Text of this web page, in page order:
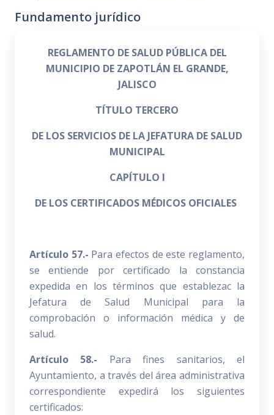
Fundamento jurídico
REGLAMENTO DE SALUD PÚBLICA DEL
MUNICIPIO DE ZAPOTLÁN EL GRANDE,
JALISCO
TÍTULO TERCERO
DE LOS SERVICIOS DE LA JEFATURA DE SALUD
MUNICIPAL
CAPÍTULO I
DE LOS CERTIFICADOS MÉDICOS OFICIALES
Artículo 57.- Para efectos de este reglamento,
se entiende por certificado la constancia
expedida en los términos que establezac la
Jefatura de Salud Municipal para la
comprobación o información médica y de
salud.
Artículo 58.- Para fines sanitarios, el
Ayuntamiento, a través del área administrativa
correspondiente expedirá los siguientes
certificados: